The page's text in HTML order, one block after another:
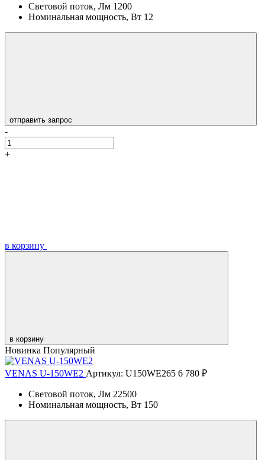
Световой поток, Лм 1200
Номинальная мощность, Вт 12
отправить запрос
-
+
в корзину
в корзину
Новинка Популярный
VENAS U-150WE2 Артикул: U150WE265 6 780 ₽
Световой поток, Лм 22500
Номинальная мощность, Вт 150